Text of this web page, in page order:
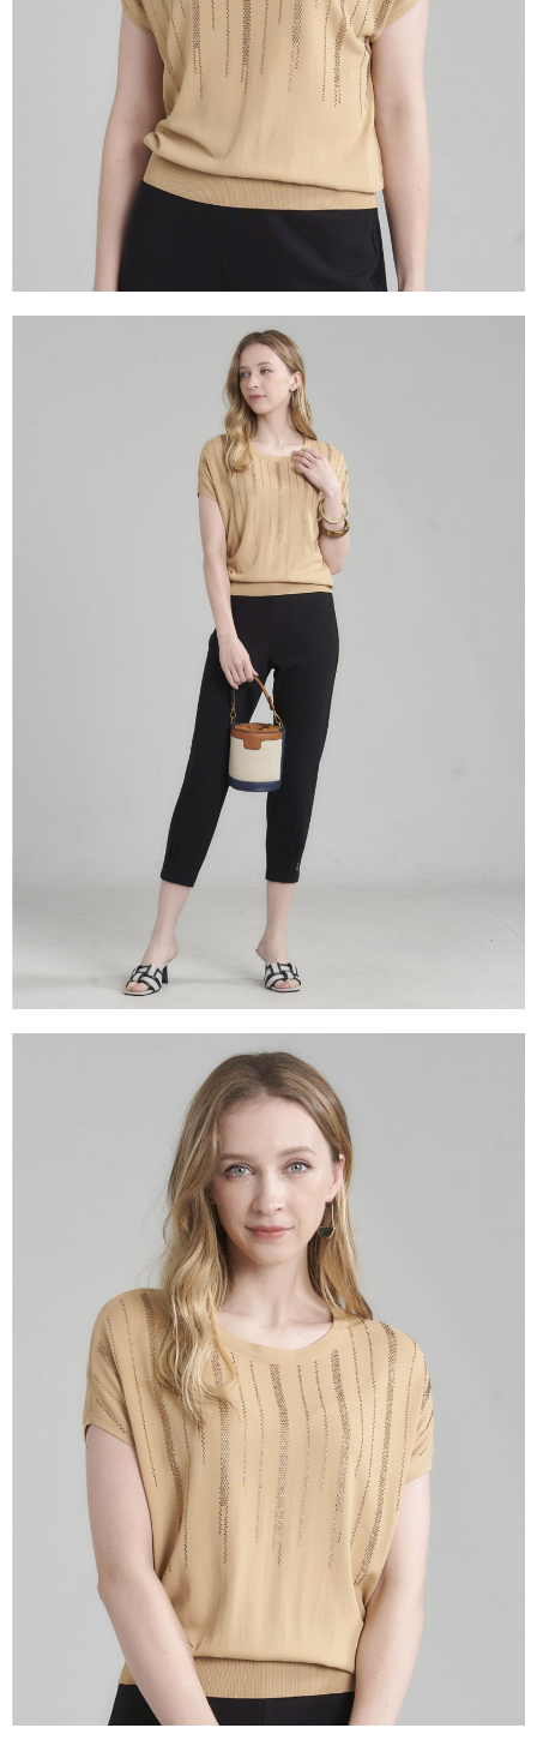
１．透過由恩沛科技股份有限公司提供之「AFTEE先享後付」服務完成之交
易，需依本服務之必要範圍內提供個人資料，並將交易相關給付款項請求債
權轉讓予恩沛科技股份有限公司。
２．關於個人資料處理事宜，請瀏覽以下網址：
https://aftee.tw/terms/#terms3
３．未成年的使用者請事先徵得法定代理人或監護人之同意方可使用
「AFTEE先享後付」，若未經同意申辦者引起之損失，本公司不負相關責
４．使用「AFTEE先享後付」時，將依據個別帳號之用戶狀況，依本公司即
時審查核予不同之上限額度；若仍有額度不足之情形，本公司將視審查結果
請求用戶進行身份認證。
５．嚴禁一人註冊多個帳號或使用他人資訊註冊。若發現惡意使用之情形，